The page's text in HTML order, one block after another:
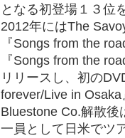
となる初登場１３位
2012年にはThe
『Songs from the
『Songs from the
リリースし、初の
forever/Live in
Bluestone Co.解散後
一員として日米でツ